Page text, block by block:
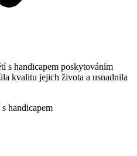
s handicapem poskytováním
kvalitu jejich života a usnadnila
handicapem